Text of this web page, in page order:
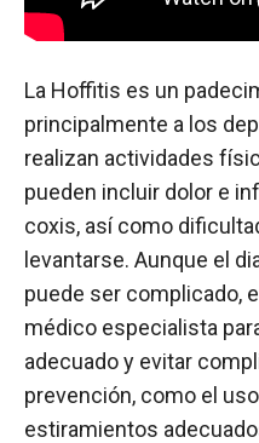
La Hoffitis es un
principalmente a los
realizan actividades
pueden incluir dolor e
coxis, así como
levantarse. Aunque el
puede ser complicado,
médico especialista
adecuado y evitar
prevención, como el
estiramientos